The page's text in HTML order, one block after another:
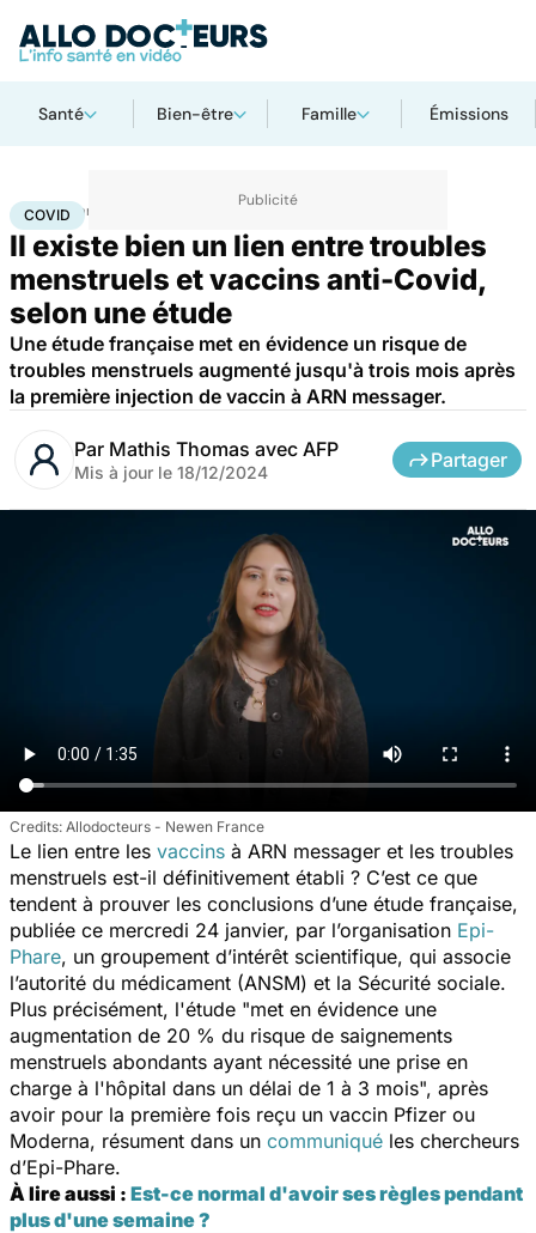
Santé Bien-être Famille Émissions
Accueil Santé
COVID
Il existe bien un lien entre troubles
menstruels et vaccins anti-Covid,
selon une étude
Une étude française met en évidence un risque de
troubles menstruels augmenté jusqu'à trois mois après
la première injection de vaccin à ARN messager.
Par Mathis Thomas avec AFP
Mis à jour le 18/12/2024
Partager
Allodocteurs - Newen France
Le lien entre les vaccins à ARN messager et les troubles
menstruels est-il définitivement établi ? C’est ce que
tendent à prouver les conclusions d’une étude française,
publiée ce mercredi 24 janvier, par l’organisation Epi-
Phare, un groupement d’intérêt scientifique, qui associe
l’autorité du médicament (ANSM) et la Sécurité sociale.
Plus précisément, l'étude "met en évidence une
augmentation de 20 % du risque de saignements
menstruels abondants ayant nécessité une prise en
charge à l'hôpital dans un délai de 1 à 3 mois", après
avoir pour la première fois reçu un vaccin Pfizer ou
Moderna, résument dans un communiqué les chercheurs
d’Epi-Phare.
À lire aussi : Est-ce normal d'avoir ses règles pendant
plus d'une semaine ?